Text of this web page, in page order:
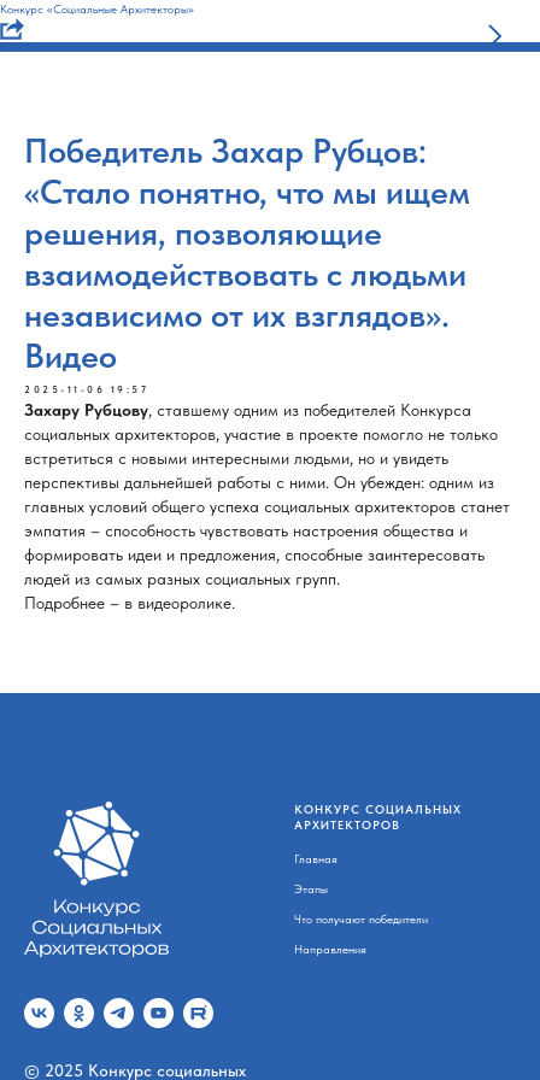
Конкурс «Социальные Архитекторы»
Победитель Захар Рубцов:
«Стало понятно, что мы ищем
решения, позволяющие
взаимодействовать с людьми
независимо от их взглядов».
Видео
2025-11-06 19:57
Захару Рубцову, ставшему одним из победителей Конкурса
социальных архитекторов, участие в проекте помогло не только
встретиться с новыми интересными людьми, но и увидеть
перспективы дальнейшей работы с ними. Он убежден: одним из
главных условий общего успеха социальных архитекторов станет
эмпатия – способность чувствовать настроения общества и
формировать идеи и предложения, способные заинтересовать
людей из самых разных социальных групп.
Подробнее – в видеоролике.
© 2025 Конкурс социальных
КОНКУРС СОЦИАЛЬНЫХ
АРХИТЕКТОРОВ
Главная
Этапы
Что получают победители
Направления